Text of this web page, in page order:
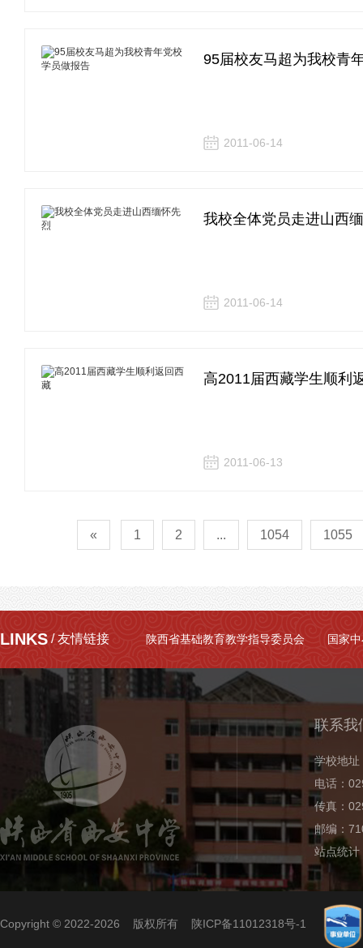
95届校友马超为我校青
2011-06-14
我校全体党员走进山西
2011-06-14
高2011届西藏学生顺利
2011-06-13
« 1 2 ... 1054 1055
LINKS / 友情链接 陕西省基础教育教学指导委员会 国家
联系我
学校地址
电话：
传真：
邮编：
站点统计
Copyright © 2022-2026 版权所有 陕ICP备11012318号-1